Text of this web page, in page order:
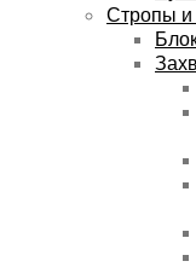
Стропы и